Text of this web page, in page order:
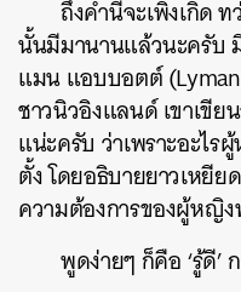
ถึงคำนี้จะเพิ่งเกิด
นั้นมีมานานแล้วนะครับ
แมน แอบบอตต์
ชาวนิวอิงแลนด์ เขาเขีย
แน่ะครับ ว่าเพราะอะไร
ตั้ง โดยอธิบายยาวเหยี
ความต้องการของผู้หญิ
พูดง่ายๆ ก็คือ ‘รู้ดี’